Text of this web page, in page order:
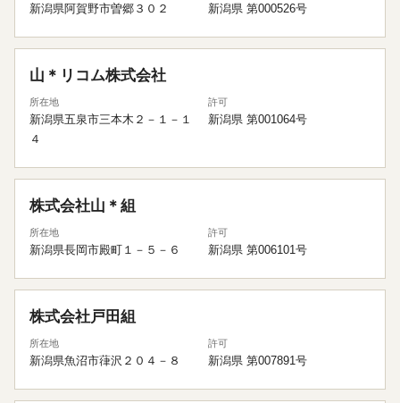
新潟県阿賀野市曽郷３０２ 新潟県 第000526号
山＊リコム株式会社
所在地
新潟県五泉市三本木２－１－１
４
許可
新潟県 第001064号
株式会社山＊組
所在地
新潟県長岡市殿町１－５－６
許可
新潟県 第006101号
株式会社戸田組
所在地
新潟県魚沼市葎沢２０４－８
許可
新潟県 第007891号